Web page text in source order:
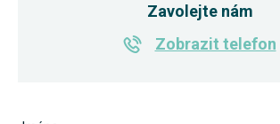
Zavolejte nám
Zobrazit telefon